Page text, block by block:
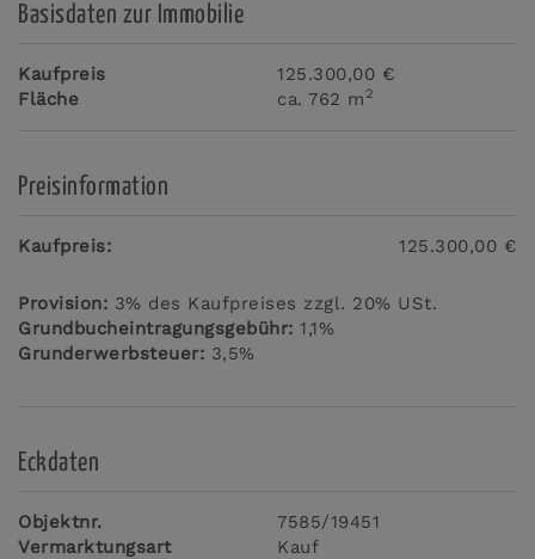
Basisdaten zur Immobilie
Kaufpreis
125.300,00 €
Fläche
ca. 762 m 2
Preisinformation
Kaufpreis: 125.300,00 €
Provision: 3% des Kaufpreises zzgl. 20% USt.
Grundbucheintragungsgebühr: 1,1%
Grunderwerbsteuer: 3,5%
Eckdaten
Objektnr.
7585/19451
Vermarktungsart
Kauf